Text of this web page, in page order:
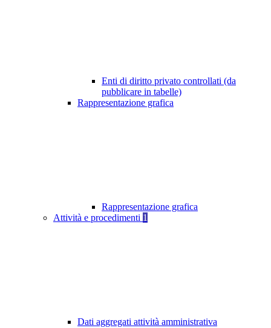
Enti di diritto privato controllati (da
pubblicare in tabelle)
Rappresentazione grafica
Rappresentazione grafica
Attività e procedimenti 1
Dati aggregati attività amministrativa